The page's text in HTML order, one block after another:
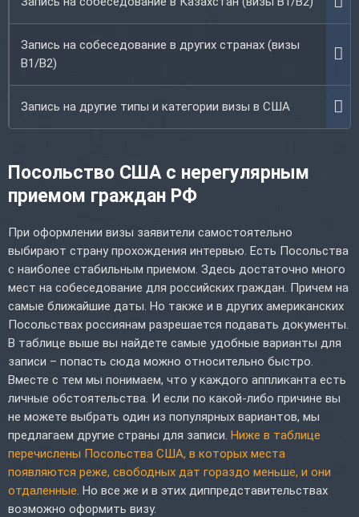
Запись на собеседование в других странах (визы
B1/B2)
Запись на другие типы и категории визы в США
Посольство США с нерегулярным
приемом граждан РФ
При оформлении визы заявители самостоятельно
выбирают страну прохождения интервью. Есть Посольства
с наиболее стабильным приемом. Здесь достаточно много
мест на собеседование для российских граждан. Причем на
самые ближайшие даты. Но также и в других американских
Посольствах россиянам разрешается подавать документы.
В таблице выше вы найдете самые удобные варианты для
записи – попасть сюда можно относительно быстро.
Вместе с тем мы понимаем, что у каждого аппликанта есть
личные обстоятельства. И если по какой-либо причине вы
не можете выбрать один из популярных вариантов, мы
предлагаем другие страны для записи. Ниже в таблице
перечислены Посольства США, в которых места
появляются реже, свободных дат гораздо меньше, и они
отдаленные . Но все же и в этих диппредставительствах
возможно оформить визу.